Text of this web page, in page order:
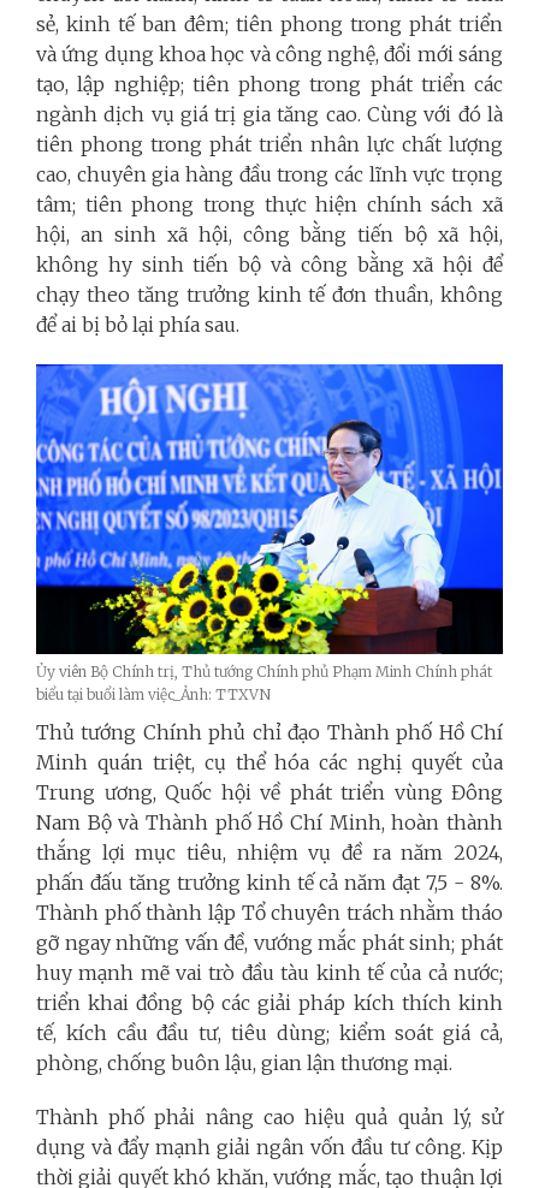
sẻ, kinh tế ban đêm; tiên phong trong phát triển
và ứng dụng khoa học và công nghệ, đổi mới sáng
tạo, lập nghiệp; tiên phong trong phát triển các
ngành dịch vụ giá trị gia tăng cao. Cùng với đó là
tiên phong trong phát triển nhân lực chất lượng
cao, chuyên gia hàng đầu trong các lĩnh vực trọng
tâm; tiên phong trong thực hiện chính sách xã
hội, an sinh xã hội, công bằng tiến bộ xã hội,
không hy sinh tiến bộ và công bằng xã hội để
chạy theo tăng trưởng kinh tế đơn thuần, không
để ai bị bỏ lại phía sau.
Ủy viên Bộ Chính trị, Thủ tướng Chính phủ Phạm Minh Chính phát
biểu tại buổi làm việc_Ảnh: TTXVN
Thủ tướng Chính phủ chỉ đạo Thành phố Hồ Chí
Minh quán triệt, cụ thể hóa các nghị quyết của
Trung ương, Quốc hội về phát triển vùng Đông
Nam Bộ và Thành phố Hồ Chí Minh, hoàn thành
thắng lợi mục tiêu, nhiệm vụ đề ra năm 2024,
phấn đấu tăng trưởng kinh tế cả năm đạt 7,5 - 8%.
Thành phố thành lập Tổ chuyên trách nhằm tháo
gỡ ngay những vấn đề, vướng mắc phát sinh; phát
huy mạnh mẽ vai trò đầu tàu kinh tế của cả nước;
triển khai đồng bộ các giải pháp kích thích kinh
tế, kích cầu đầu tư, tiêu dùng; kiểm soát giá cả,
phòng, chống buôn lậu, gian lận thương mại.
Thành phố phải nâng cao hiệu quả quản lý, sử
dụng và đẩy mạnh giải ngân vốn đầu tư công. Kịp
thời giải quyết khó khăn, vướng mắc, tạo thuận lợi